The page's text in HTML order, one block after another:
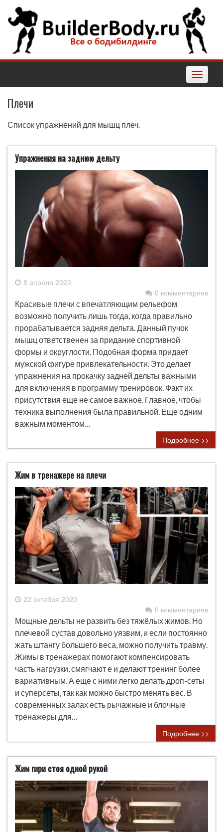
Наверх
Toggle
Плечи
Список упражнений для мышц плеч.
Упражнения на заднюю дельту
8 апреля 2023
0 комментариев
Красивые плечи с впечатляющим рельефом
возможно получить лишь тогда, когда правильно
прорабатывается задняя дельта. Данный пучок
мышц ответственен за придание спортивной
формы и округлости. Подобная форма придает
мужской фигуре привлекательности. Это делает
упражнения на прокачку задней дельты важными
для включения в программу тренировок. Факт их
присутствия еще не самое важное. Главное, чтобы
техника выполнения была правильной. Еще одним
важным моментом…
Подробнее >>
Жим в тренажере на плечи
22 октября 2020
0 комментариев
Мощные дельты не развить без тяжёлых жимов. Но
плечевой сустав довольно уязвим, и если постоянно
жать штангу большего веса, можно получить травму.
Жимы в тренажерах помогают компенсировать
часть нагрузки, смягчают е и делают тренинг более
вариативным. А еще с ними легко делать дроп-сеты
и суперсеты, так как можно быстро менять вес. В
современных залах есть рычажные и блочные
тренажеры для…
Подробнее >>
Жим гири стоя одной рукой